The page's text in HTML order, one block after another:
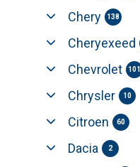
Chery 138
Cheryexeed
Chevrolet 101
Chrysler 10
Citroen 60
Dacia 2